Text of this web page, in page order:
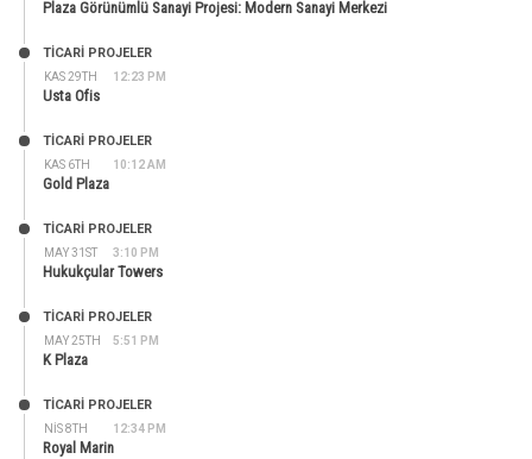
Plaza Görünümlü Sanayi Projesi: Modern Sanayi Merkezi
KAS 29TH 12:23 PM
TİCARİ PROJELER
Usta Ofis
KAS 6TH 10:12 AM
TİCARİ PROJELER
Gold Plaza
MAY 31ST 3:10 PM
TİCARİ PROJELER
Hukukçular Towers
MAY 25TH 5:51 PM
TİCARİ PROJELER
K Plaza
NIS 8TH 12:34 PM
TİCARİ PROJELER
Royal Marin